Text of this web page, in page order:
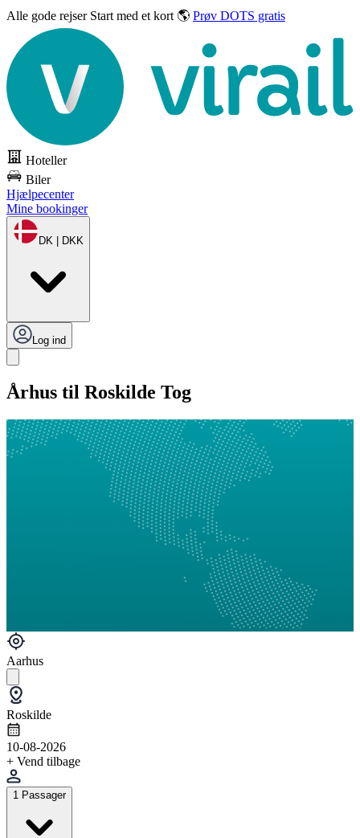
Alle gode rejser Start med et kort 🌎 Prøv DOTS gratis
Hoteller
Biler
Hjælpecenter
Mine bookinger
DK | DKK
Log ind
Århus til Roskilde Tog
Aarhus
Roskilde
10-08-2026
+ Vend tilbage
1 Passager